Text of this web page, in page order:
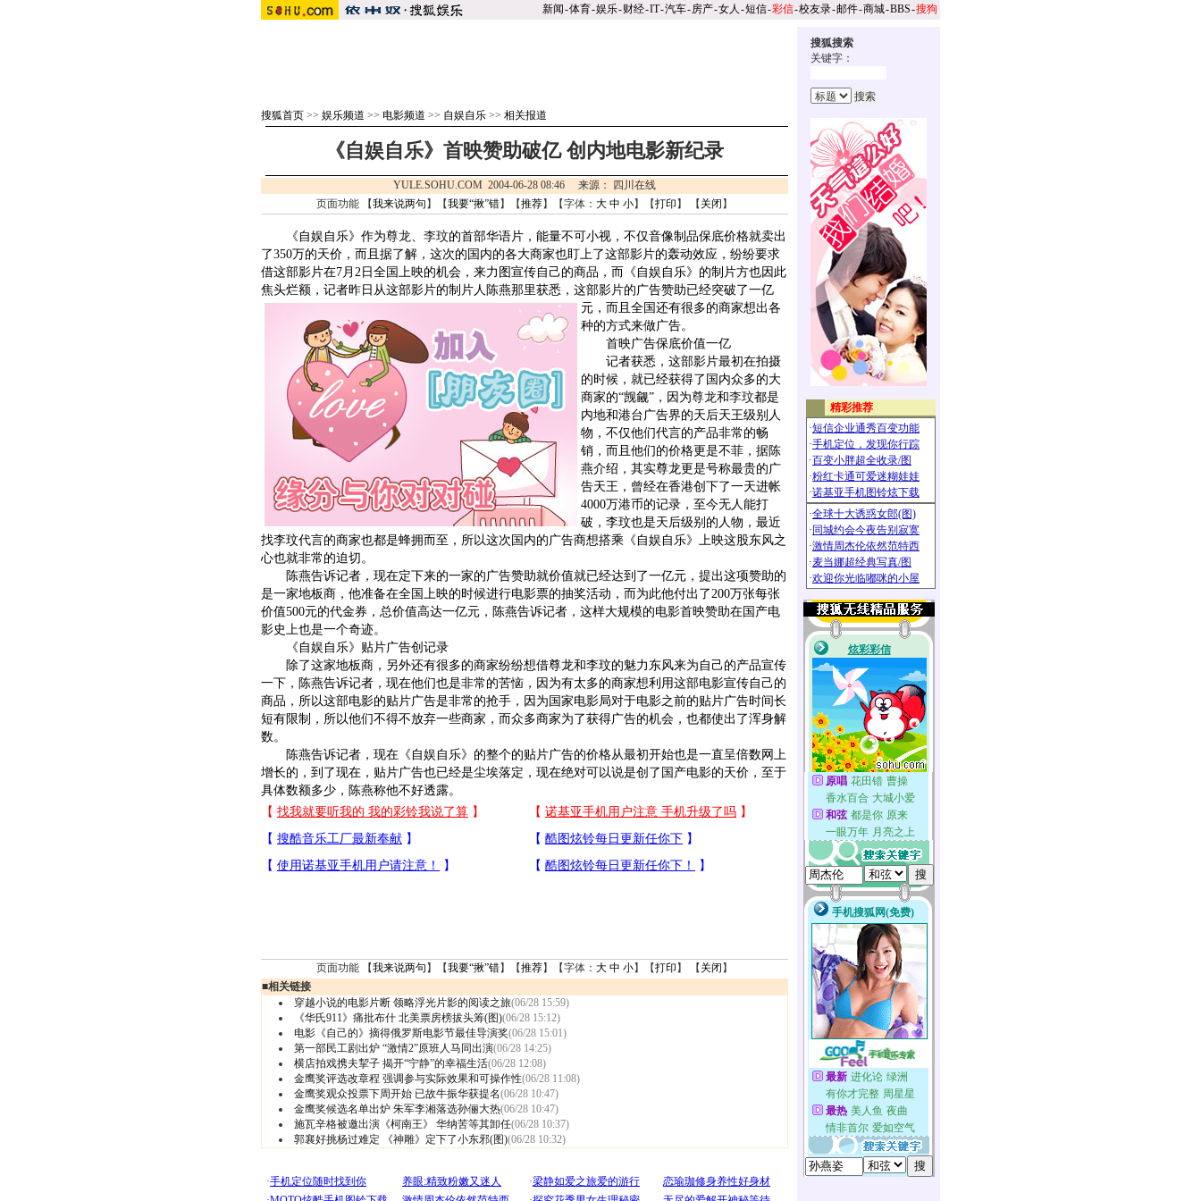
新闻-体育-娱乐-财经-IT-汽车-房产-女人 -短信-彩信-校友录-邮件-商城-BBS-搜狗
搜狐首页 >> 娱乐频道 >> 电影频道 >> 自娱自乐 >> 相关报道
《自娱自乐》首映赞助破亿 创内地电影新纪录
YULE.SOHU.COM 2004-06-28 08:46 来源： 四川在线
页面功能 【我来说两句 】【我要“揪”错】【推荐】【字体： 大 中 小】【打印 】 【 关闭 】
《自娱自乐》作为尊龙、 李玟的首部华语片，能量不可小视，不仅音像制品保底价格就卖出
了350万的天价，而且据了解，这次的国内的各大商家也盯上了这部影片的轰动效应，纷纷要求
借这部影片在7月2日全国上映的机会，来力图宣传自己的商品，而《自娱自乐》的制片方也因此
焦头烂额，记者昨日从这部影片的制片人陈燕那里获悉，这部影片的广告赞助已经突破了一亿
元， 而且全国还有很多的商家想出各
种的方式来做广告。
首映广告保底价值一亿
记者获悉，这部影片最初在拍摄
的时候，就已经获得了国内众多的大
商家的“觊觎”，因为尊龙和李玟都是
内地和港台广告界的天后天王级别人
物，不仅他们代言的产品非常的畅
销，而且他们的价格更是不菲，据陈
燕介绍，其实尊龙更是号称最贵的广
告天王，曾经在香港创下了一天进帐
4000万港币的记录，至今无人能打
破，李玟也是天后级别的人物，最近
找李玟代言的商家也都是蜂拥而至，所以这次国内的广告商想搭乘《自娱自乐》上映这股东风之
心也就非常的迫切。
陈燕告诉记者，现在定下来的一家的广告赞助就价值就已经达到了一亿元，提出这项赞助的
是一家地板商，他准备在全国上映的时候进行电影票的抽奖活动，而为此他付出了200万张每张
价值500元的代金券，总价值高达一亿元，陈燕告诉记者，这样大规模的电影首映赞助在国产电
影史上也是一个奇迹。
《自娱自乐》贴片广告创记录
除了这家地板商，另外还有很多的商家纷纷想借尊龙和李玟的魅力东风来为自己的产品宣传
一下，陈燕告诉记者，现在他们也是非常的苦恼，因为有太多的商家想利用这部电影宣传自己的
商品，所以这部电影的贴片广告是非常的抢手，因为国家电影局对于电影之前的贴片广告时间长
短有限制，所以他们不得不放弃一些商家，而众多商家为了获得广告的机会，也都使出了浑身解
数。
陈燕告诉记者，现在《自娱自乐》的整个的贴片广告的价格从最初开始也是一直呈倍数网上
增长的，到了现在，贴片广告也已经是尘埃落定，现在绝对可以说是创了国产电影的天价，至于
具体数额多少，陈燕称他不好透露。
页面功能 【我来说两句 】【我要“揪”错】【推荐】【字体： 大 中 小】【打印 】 【 关闭 】
■相关链接
穿越小说的电影片断 领略浮光片影的阅读之旅(06/28 15:59)
《华氏911》痛批布什 北美票房榜拔头筹(图)(06/28 15:12)
电影《自己的》摘得俄罗斯电影节最佳导演奖(06/28 15:01)
第一部民工剧出炉 “激情2”原班人马同出演(06/28 14:25)
横店拍戏携夫挈子 揭开“宁静”的幸福生活(06/28 12:08)
金鹰奖评选改章程 强调参与实际效果和可操作性(06/28 11:08)
金鹰奖观众投票下周开始 已故牛振华获提名(06/28 10:47)
金鹰奖候选名单出炉 朱军李湘落选孙俪大热(06/28 10:47)
施瓦辛格被邀出演《柯南王》 华纳苦等其卸任(06/28 10:37)
郭襄好挑杨过难定 《神雕》定下了小东邪(图)(06/28 10:32)
搜狐搜索
关键字：